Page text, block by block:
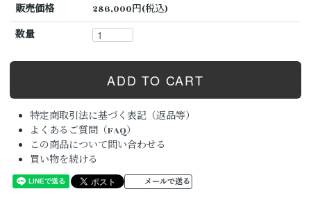
販売価格
286,000円(税込)
数量
特定商取引法に基づく表記（返品等）
よくあるご質問（FAQ）
この商品について問い合わせる
買い物を続ける
メールで送る